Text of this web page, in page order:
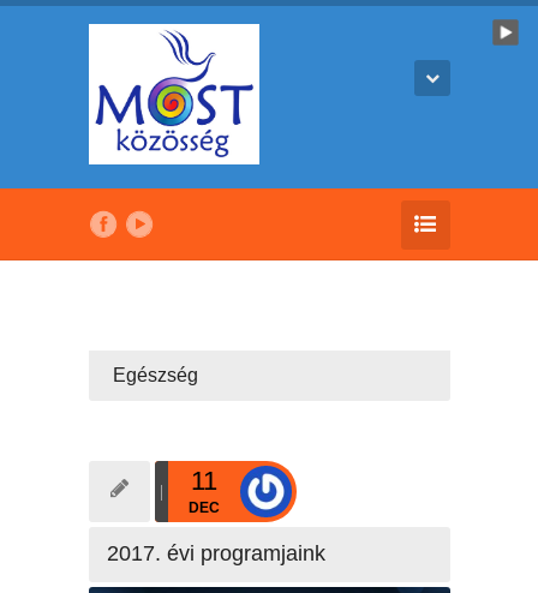
Egészség
11
DEC
2017. évi programjaink